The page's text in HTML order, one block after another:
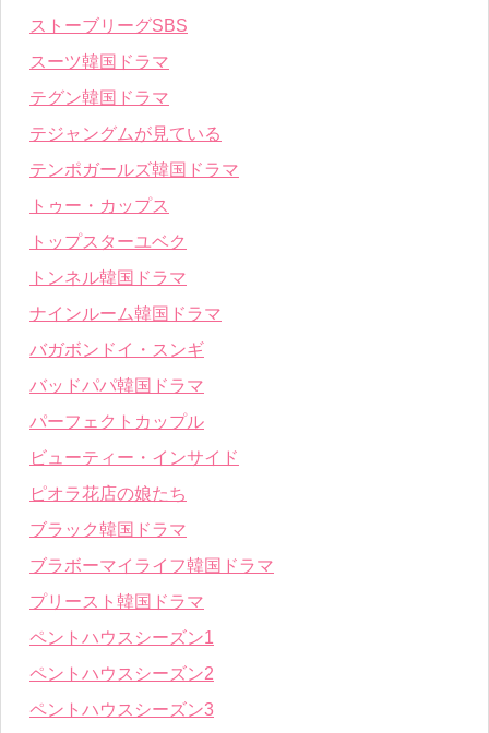
ストーブリーグSBS
スーツ韓国ドラマ
テグン韓国ドラマ
テジャングムが見ている
テンポガールズ韓国ドラマ
トゥー・カップス
トップスターユベク
トンネル韓国ドラマ
ナインルーム韓国ドラマ
バガボンドイ・スンギ
バッドパパ韓国ドラマ
パーフェクトカップル
ビューティー・インサイド
ピオラ花店の娘たち
ブラック韓国ドラマ
ブラボーマイライフ韓国ドラマ
プリースト韓国ドラマ
ペントハウスシーズン1
ペントハウスシーズン2
ペントハウスシーズン3